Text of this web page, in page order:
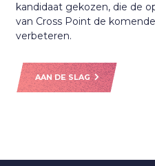
kandidaat gekozen, die de
van Cross Point de
verbeteren.
AAN DE SLAG